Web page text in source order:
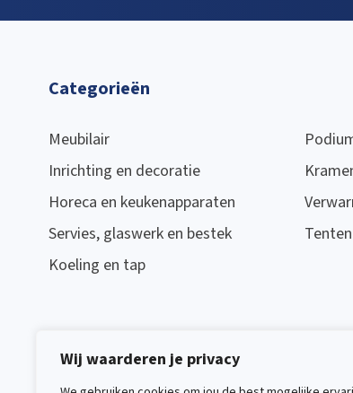
Wij waarderen je privacy
Categorieën
Meubilair
Inrichting en decoratie
Horeca en keukenapparaten
Servies, glaswerk en bestek
Koeling en tap